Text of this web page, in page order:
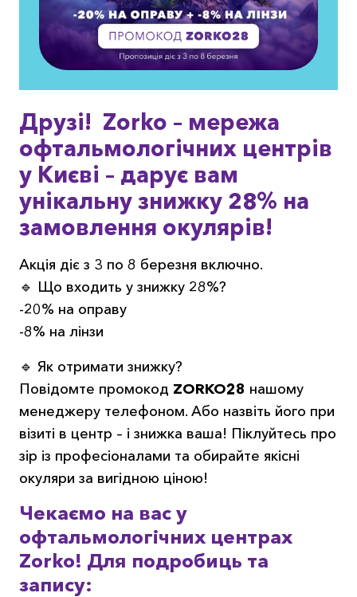
Друзі! Zorko – мережа
офтальмологічних центрів
у Києві – дарує вам
унікальну знижку 28% на
замовлення окулярів!
Акція діє з 3 по 8 березня включно.
🔹 Що входить у знижку 28%?
-20% на оправу
-8% на лінзи
🔹 Як отримати знижку?
Повідомте промокод ZORKO28 нашому
менеджеру телефоном. Або назвіть його при
візиті в центр – і знижка ваша! Піклуйтесь про
зір із професіоналами та обирайте якісні
окуляри за вигідною ціною!
Чекаємо на вас у
офтальмологічних центрах
Zorko! Для подробиць та
запису: